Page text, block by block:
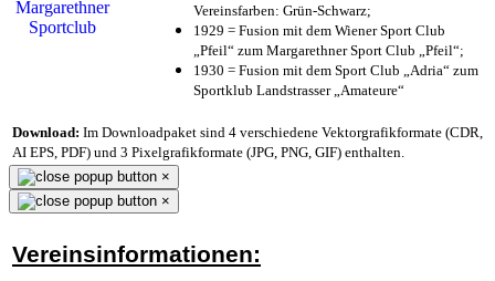
Vereinsfarben: Grün-Schwarz;
1929 = Fusion mit dem Wiener Sport Club
„Pfeil“ zum Margarethner Sport Club „Pfeil“;
1930 = Fusion mit dem Sport Club „Adria“ zum
Sportklub Landstrasser „Amateure“
Download: Im Downloadpaket sind 4 verschiedene Vektorgrafikformate (CDR,
AI EPS, PDF) und 3 Pixelgrafikformate (JPG, PNG, GIF) enthalten.
×
×
Vereinsinformationen: